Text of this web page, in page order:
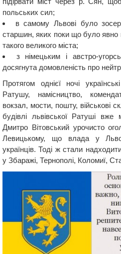
польських сил;
в самому Львові було
старшин, яких поки що було явно
такого великого міста;
з німецьким і австро-
досягнута домовленість про
Протягом однієї ночі
Ратушу, намісництво,
вокзал, мости, пошту, військові
будівлі львівської Ратуші вже
Дмитро Вітовський урочисто
Левицькому, що влада у
українців. Тоді ж стали
у Збаражі, Тернополі, Коломиї,